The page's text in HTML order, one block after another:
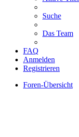
Suche
Das Team
FAQ
Anmelden
Registrieren
Foren-Übersicht